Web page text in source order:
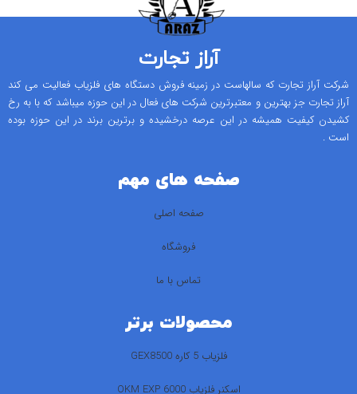
آراز تجارت
شرکت آراز تجارت که سالهاست در زمینه فروش دستگاه های فلزیاب فعالیت می کند
آراز تجارت جز بهترین و معتبرترین شرکت های فعال در این حوزه میباشد که با به رخ
کشیدن کیفیت همیشه در این عرصه درخشیده و برترین برند در این حوزه بوده
است .
صفحه های مهم
صفحه اصلی
فروشگاه
تماس با ما
محصولات برتر
فلزیاب 5 کاره GEX8500
اسکنر فلزیاب 6000 OKM EXP